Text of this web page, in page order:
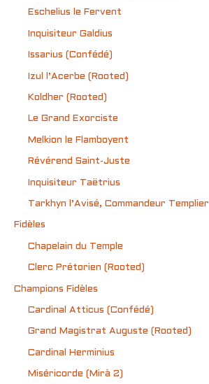
Eschelius le Fervent
Inquisiteur Galdius
Issarius (Confédé)
Izul l’Acerbe (Rooted)
Koldher (Rooted)
Le Grand Exorciste
Melkion le Flamboyent
Révérend Saint-Juste
Inquisiteur Taëtrius
Tarkhyn l’Avisé, Commandeur Templier
Fidèles
Chapelain du Temple
Clerc Prétorien (Rooted)
Champions Fidèles
Cardinal Atticus (Confédé)
Grand Magistrat Auguste (Rooted)
Cardinal Herminius
Miséricorde (Mirà 2)